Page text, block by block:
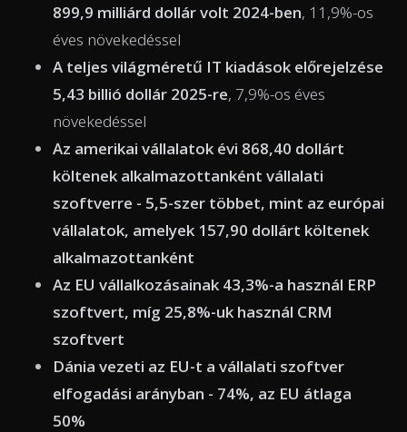
899,9 milliárd dollár volt 2024-ben, 11,9%-os
éves növekedéssel
A teljes világméretű IT kiadások előrejelzése
5,43 billió dollár 2025-re, 7,9%-os éves
növekedéssel
Az amerikai vállalatok évi 868,40 dollárt
költenek alkalmazottanként vállalati
szoftverre - 5,5-szer többet, mint az európai
vállalatok, amelyek 157,90 dollárt költenek
alkalmazottanként
Az EU vállalkozásainak 43,3%-a használ ERP
szoftvert, míg 25,8%-uk használ CRM
szoftvert
Dánia vezeti az EU-t a vállalati szoftver
elfogadási arányban - 74%, az EU átlaga
50%